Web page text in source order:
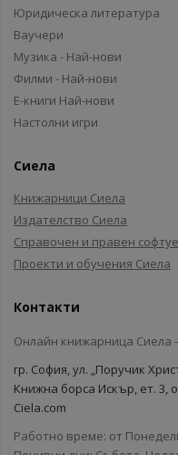
Юридическа литература
Ваучери
Музика - Най-нови
Филми - Най-нови
Е-книги Най-нови
Настолни игри
Сиела
Книжарници Сиела
Издателство Сиела
Справочен и правен
Проекти и обучения Сиела
Контакти
Онлайн книжарница Сиела -
гр. София, ул. „Поручик
Книжна борса Искър, ет. 3,
Ciela.com
Работно време: от